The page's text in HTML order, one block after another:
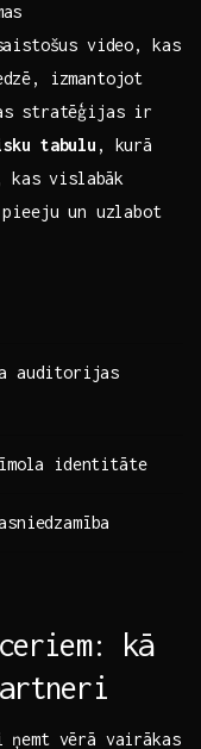
video, kas
izmantojot
stratēģijas ir
tabulu ,​ kurā
kas vislabāk
un uzlabot
auditorijas⁣
identitāte
kā⁣
vērā vairākas‍